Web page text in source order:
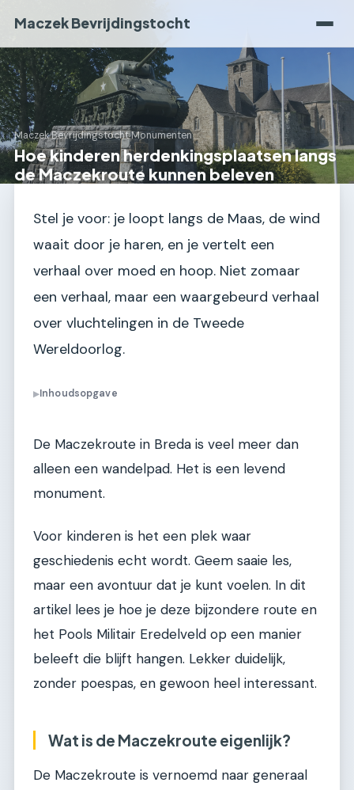
Maczek Bevrijdingstocht
Maczek Bevrijdingstocht›Monumenten
Hoe kinderen herdenkingsplaatsen langs
de Maczekroute kunnen beleven
Stel je voor: je loopt langs de Maas, de wind
waait door je haren, en je vertelt een
verhaal over moed en hoop. Niet zomaar
een verhaal, maar een waargebeurd verhaal
over vluchtelingen in de Tweede
Wereldoorlog.
▶Inhoudsopgave
De Maczekroute in Breda is veel meer dan
alleen een wandelpad. Het is een levend
monument.
Voor kinderen is het een plek waar
geschiedenis echt wordt. Geem saaie les,
maar een avontuur dat je kunt voelen. In dit
artikel lees je hoe je deze bijzondere route en
het Pools Militair Eredelveld op een manier
beleeft die blijft hangen. Lekker duidelijk,
zonder poespas, en gewoon heel interessant.
Wat is de Maczekroute eigenlijk?
De Maczekroute is vernoemd naar generaal